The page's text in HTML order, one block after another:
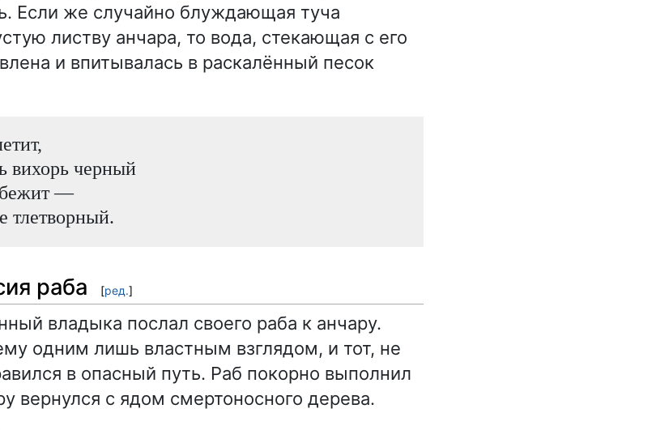
Если же случайно блуждающая туча
листву анчара, то вода, стекающая с его
и впитывалась в раскалённый песок
вихорь черный
—
тлетворный.
раба [ред.]
владыка послал своего раба к анчару.
одним лишь властным взглядом, и тот, не
в опасный путь. Раб покорно выполнил
вернулся с ядом смертоносного дерева.